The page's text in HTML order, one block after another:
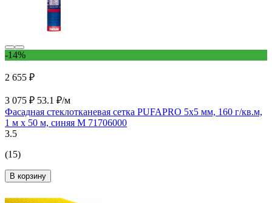
-14%
2 655 ₽
3 075 ₽ 53.1 ₽/м
Фасадная стеклотканевая сетка PUFAPRO 5х5 мм, 160 г/кв.м,
1 м х 50 м, синяя М 71706000
3.5
(15)
В корзину